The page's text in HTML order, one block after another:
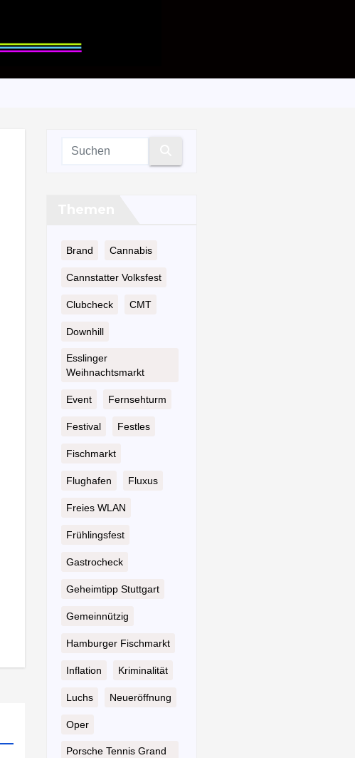
Brand Cannabis
Cannstatter Volksfest
Clubcheck CMT
Downhill
Esslinger
Weihnachtsmarkt
Event Fernsehturm
Festival Festles
Fischmarkt
Flughafen Fluxus
Freies WLAN
Frühlingsfest
Gastrocheck
Geheimtipp Stuttgart
Gemeinnützig
Hamburger Fischmarkt
Inflation Kriminalität
Luchs Neueröffnung
Oper
Porsche Tennis Grand